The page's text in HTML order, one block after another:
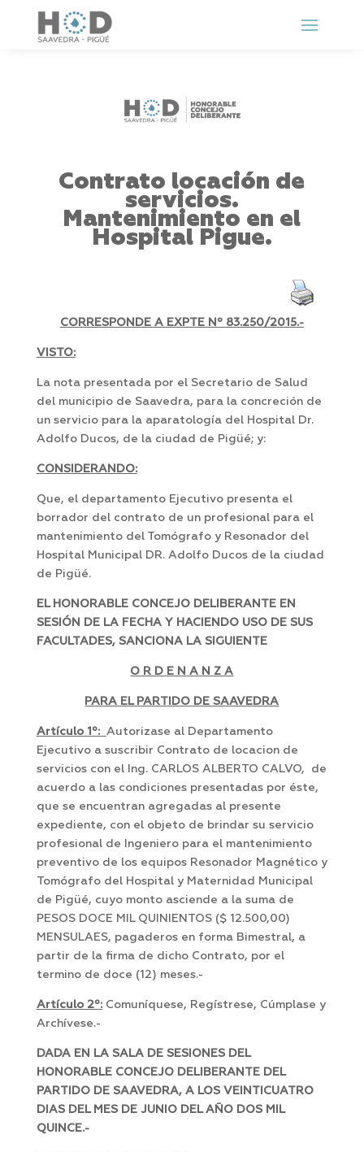
Contrato locación de
servicios.
Mantenimiento en el
Hospital Pigue.
CORRESPONDE A EXPTE Nº 83.250/2015.-
VISTO:
La nota presentada por el Secretario de Salud
del municipio de Saavedra, para la concreción de
un servicio para la aparatología del Hospital Dr.
Adolfo Ducos, de la ciudad de Pigüé; y:
CONSIDERANDO:
Que, el departamento Ejecutivo presenta el
borrador del contrato de un profesional para el
mantenimiento del Tomógrafo y Resonador del
Hospital Municipal DR. Adolfo Ducos de la ciudad
de Pigüé.
EL HONORABLE CONCEJO DELIBERANTE EN
SESIÓN DE LA FECHA Y HACIENDO USO DE SUS
FACULTADES, SANCIONA LA SIGUIENTE
O R D E N A N Z A
PARA EL PARTIDO DE SAAVEDRA
Artículo 1º: Autorizase al Departamento
Ejecutivo a suscribir Contrato de locacion de
servicios con el Ing. CARLOS ALBERTO CALVO, de
acuerdo a las condiciones presentadas por éste,
que se encuentran agregadas al presente
expediente, con el objeto de brindar su servicio
profesional de Ingeniero para el mantenimiento
preventivo de los equipos Resonador Magnético y
Tomógrafo del Hospital y Maternidad Municipal
de Pigüé, cuyo monto asciende a la suma de
PESOS DOCE MIL QUINIENTOS ($ 12.500,00)
MENSULAES, pagaderos en forma Bimestral, a
partir de la firma de dicho Contrato, por el
termino de doce (12) meses.-
Artículo 2º:Comuníquese, Regístrese, Cúmplase y
Archívese.-
DADA EN LA SALA DE SESIONES DEL
HONORABLE CONCEJO DELIBERANTE DEL
PARTIDO DE SAAVEDRA, A LOS VEINTICUATRO
DIAS DEL MES DE JUNIO DEL AÑO DOS MIL
QUINCE.-